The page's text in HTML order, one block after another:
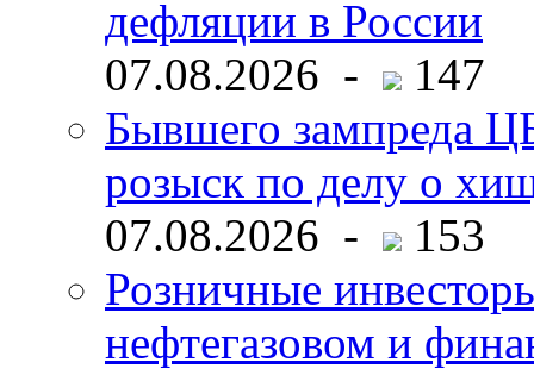
дефляции в России
07.08.2026 -
147
Бывшего зампреда
розыск по делу о
07.08.2026 -
153
Розничные
нефтегазовом и